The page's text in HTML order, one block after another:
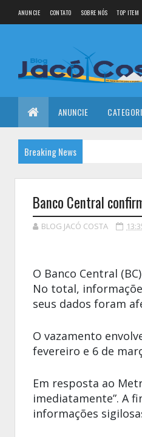
ANUNCIE CONTATO SOBRE NÓS TOP ITEM
ANUNCIE
Breaking News
Banco Central
BLOG JACÓ COSTA
O Banco Central
No total,
seus dados foram
O vazamento
fevereiro e 6 de
Em resposta ao
imediatamente”. A
informações